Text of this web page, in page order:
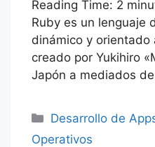
e
b
o
o
er s
A
p
p
e
n
s
s
e
n
er
ai
l
s
s
a
g
p
Reading Time: 2
Ruby es un lenguaje
dinámico y orientado
creado por Yukihiro
Japón a mediados
Categorías
Desarrollo de
Operativos